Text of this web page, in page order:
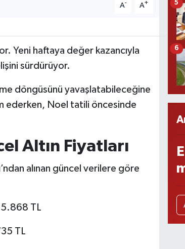
A- A+
Yeni haftaya değer kazancıyla
sürdürüyor.
döngüsünü yavaşlatabileceğine
ederken, Noel tatili öncesinde
Altın Fiyatları
alınan güncel verilere göre
5.868 TL
TL
5
6